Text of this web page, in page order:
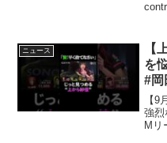
ニュース
【
を
#岡
合
【
強烈
Mリ